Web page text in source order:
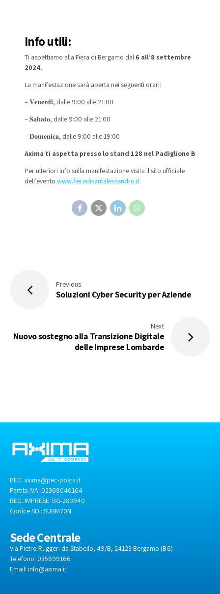
Info utili:
Ti aspettiamo alla Fiera di Bergamo dal 6 all’8 settembre
2024.
La manifestazione sarà aperta nei seguenti orari:
– 𝐕𝐞𝐧𝐞𝐫𝐝𝐢̀, dalle 9:00 alle 21:00
– 𝐒𝐚𝐛𝐚𝐭𝐨, dalle 9:00 alle 21:00
– 𝐃𝐨𝐦𝐞𝐧𝐢𝐜𝐚, dalle 9:00 alle 19:00
Axima ti aspetta presso lo stand 128 nel Padiglione B
Per ulteriori info sulla manifestazione visita il sito ufficiale
dell’evento www.fieradisantalessandro.it
Previous
Soluzioni Cyber Security per Aziende
Next
Nuovo sostegno alla Transizione Digitale
delle Imprese Lombarde
PEC: axima@pec-posta.it
Partita IVA: 02368040164
REG. IMPRESE: BG-283940
Codice SDI: SUBM70N
Sede Centrale
Via Pietro Ruggeri da Stabello, 49/B, 24123 Bergamo (BG)
Telefono: 035899166
Email: info@axima.it